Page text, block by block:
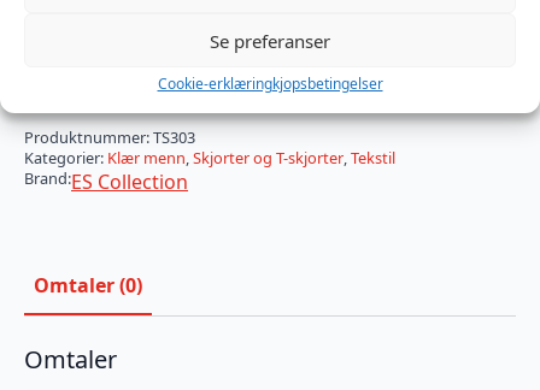
Se preferanser
Cookie-erklæringkjopsbetingelser
T-
SHIRT
antall
Legg I Handlekurv
Produktnummer:TS303
Kategorier: Klær menn,Skjorter og T-skjorter,Tekstil
Brand:ES Collection
Omtaler (0)
Omtaler